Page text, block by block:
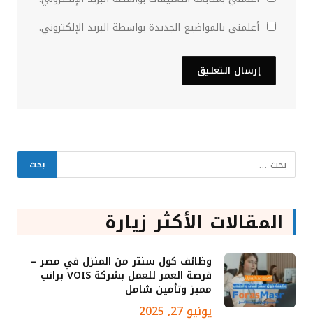
أعلمني بالمواضيع الجديدة بواسطة البريد الإلكتروني.
المقالات الأكثر زيارة
وظائف كول سنتر من المنزل في مصر –
فرصة العمر للعمل بشركة VOIS براتب
مميز وتأمين شامل
يونيو 27, 2025